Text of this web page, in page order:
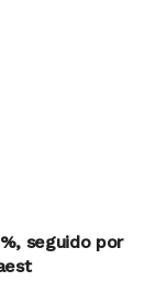
seguido por